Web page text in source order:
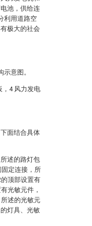
池，供给连
利用道路空
极大的社会
意图。
，4 风力发电
面结合具体
述的路灯包
定连接，所
顶部设置有
光敏元件，
述的光敏元
灯具、光敏